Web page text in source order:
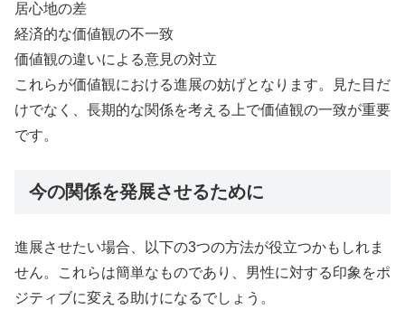
居心地の差
経済的な価値観の不一致
価値観の違いによる意見の対立
これらが価値観における進展の妨げとなります。見た目だ
けでなく、長期的な関係を考える上で価値観の一致が重要
です。
今の関係を発展させるために
進展させたい場合、以下の3つの方法が役立つかもしれま
せん。これらは簡単なものであり、男性に対する印象をポ
ジティブに変える助けになるでしょう。